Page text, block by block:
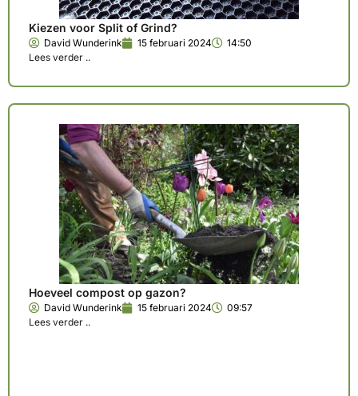
Kiezen voor Split of Grind?
David Wunderink 15 februari 2024
14:50
Lees verder ..
Hoeveel compost op gazon?
David Wunderink 15 februari 2024
09:57
Lees verder ..